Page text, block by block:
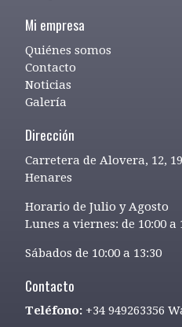
Mi empresa
Quiénes somos
Contacto
Noticias
Galería
Dirección
Carretera de Alovera, 12,
Henares
Horario de Julio y Agosto
Lunes a viernes: de 10:00 a
Sábados de 10:00 a 13:30
Contacto
Teléfono: +34 949263356